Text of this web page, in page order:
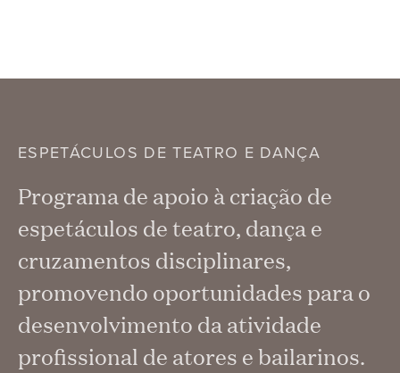
ESPETÁCULOS DE TEATRO E DANÇA
Programa de apoio à criação de
espetáculos de teatro, dança e
cruzamentos disciplinares,
promovendo oportunidades para o
desenvolvimento da atividade
profissional de atores e bailarinos.